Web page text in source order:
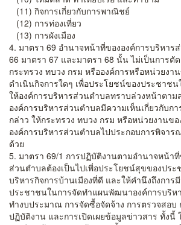
(11) กิจการเกี่ยวกับการพาณิชย์
(12) การท่องเที่ยว
(13) การผังเมือง
4. มาตรา 69 อำนาจหน้าที่ขององค์การบริหาร
66 มาตรา 67 และมาตรา 68 นั้น ไม่เป็นการตั
กระทรวง ทบวง กรม หรือองค์การหรือหน่วยงา
ดำเนินกิจการใดๆ เพื่อประโยชน์ของประชาช
ให้องค์การบริหารส่วนตำบลทราบล่วงหน้าตา
องค์การบริหารส่วนตำบลมีความเห็นเกี่ยวกับก
กล่าว ให้กระทรวง ทบวง กรม หรือหน่วยงานข
องค์การบริหารส่วนตำบลไปประกอบการพิจา
ด้วย
5. มาตรา 69/1 การปฏิบัติงานตามอำนาจหน้า
ส่วนตำบลต้องเป็นไปเพี่อประโยชน์สุขของปร
บริหารกิจการบ้านเมืองที่ดี และให้คำนึงถึงการ
ประชาชนในการจัดทำแผนพัฒนาองค์การบริห
ทำงบประมาณ การจัดซื้อจัดจ้าง การตรวจสอบ
ปฏิบัติงาน และการเปิดเผยข้อมูลข่าวสาร ทั้งนี้